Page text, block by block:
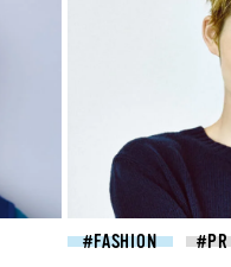
FASHION